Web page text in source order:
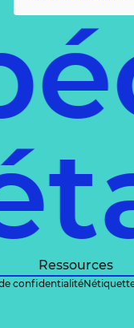
Ressources
confidentialité